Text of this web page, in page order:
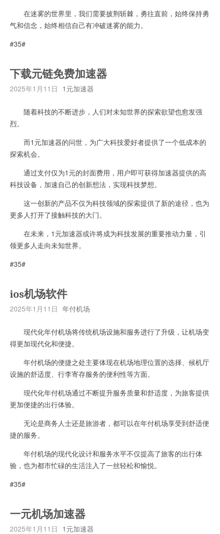
在迷雾的世界里，我们需要披荆斩棘，勇往直前，始终保持勇
气和信念，始终相信自己有冲破迷雾的能力。
#35#
下载元链免费加速器
2025年1月11日 1元加速器
随着科技的不断进步，人们对未知世界的探索欲望也愈发强
烈。
而1元加速器的问世，为广大科技爱好者提供了一个低成本的
探索机会。
通过支付仅为1元的封面费用，用户即可获得加速器提供的高
科技设备，加速自己的创新想法，实现科技梦想。
这一创新的产品不仅为科技领域的探索提供了新的途径，也为
更多人打开了接触科技的大门。
在未来，1元加速器或许将成为科技发展的重要推动力量，引
领更多人走向未知世界。
#35#
ios机场软件
2025年1月11日 年付机场
现代化年付机场将传统机场设施和服务进行了升级，让机场变
得更加现代化和便捷。
年付机场的便捷之处主要体现在机场地理位置的选择、候机厅
设施的舒适度、行李寄存服务的便利性等方面。
现代化年付机场通过不断提升服务质量和舒适度，为旅客提供
更加便捷的出行体验。
无论是商务人士还是旅游者，都可以在年付机场享受到舒适便
捷的服务。
年付机场的现代化设计和服务水平不仅提高了旅客的出行体
验，也为都市忙碌的生活注入了一丝轻松和愉悦。
#35#
一元机场加速器
2025年1月11日 1元加速器